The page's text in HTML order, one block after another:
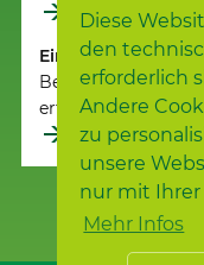
Diese
den
erforderlich
Andere
zu
unsere
nur mit
Mehr Infos
weiterlesen
Einstieg ins
Beschäftigte der
erfolgreich ihre
weiterlesen